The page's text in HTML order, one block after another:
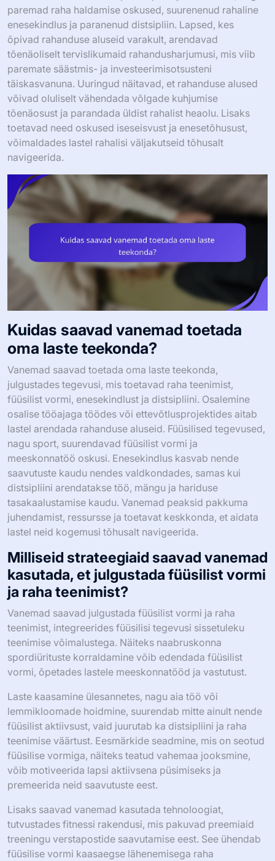
paremad raha haldamise oskused, suurenenud rahaline
enesekindlus ja paranenud distsipliin. Lapsed, kes
õpivad rahanduse aluseid varakult, arendavad
tõenäoliselt tervislikumaid rahandusharjumusi, mis viib
paremate säästmis- ja investeerimisotsusteni
täiskasvanuna. Uuringud näitavad, et rahanduse alused
võivad oluliselt vähendada võlgade kuhjumise
tõenäosust ja parandada üldist rahalist heaolu. Lisaks
toetavad need oskused iseseisvust ja enesetõhusust,
võimaldades lastel rahalisi väljakutseid tõhusalt
navigeerida.
Kuidas saavad vanemad toetada
oma laste teekonda?
Vanemad saavad toetada oma laste teekonda,
julgustades tegevusi, mis toetavad raha teenimist,
füüsilist vormi, enesekindlust ja distsipliini. Osalemine
osalise tööajaga töödes või ettevõtlusprojektides aitab
lastel arendada rahanduse aluseid. Füüsilised tegevused,
nagu sport, suurendavad füüsilist vormi ja
meeskonnatöö oskusi. Enesekindlus kasvab nende
saavutuste kaudu nendes valdkondades, samas kui
distsipliini arendatakse töö, mängu ja hariduse
tasakaalustamise kaudu. Vanemad peaksid pakkuma
juhendamist, ressursse ja toetavat keskkonda, et aidata
lastel neid kogemusi tõhusalt navigeerida.
Milliseid strateegiaid saavad vanemad
kasutada, et julgustada füüsilist vormi
ja raha teenimist?
Vanemad saavad julgustada füüsilist vormi ja raha
teenimist, integreerides füüsilisi tegevusi sissetuleku
teenimise võimalustega. Näiteks naabruskonna
spordiürituste korraldamine võib edendada füüsilist
vormi, õpetades lastele meeskonnatööd ja vastutust.
Laste kaasamine ülesannetes, nagu aia töö või
lemmikloomade hoidmine, suurendab mitte ainult nende
füüsilist aktiivsust, vaid juurutab ka distsipliini ja raha
teenimise väärtust. Eesmärkide seadmine, mis on seotud
füüsilise vormiga, näiteks teatud vahemaa jooksmine,
võib motiveerida lapsi aktiivsena püsimiseks ja
premeerida neid saavutuste eest.
Lisaks saavad vanemad kasutada tehnoloogiat,
tutvustades fitnessi rakendusi, mis pakuvad preemiaid
treeningu verstapostide saavutamise eest. See ühendab
füüsilise vormi kaasaegse lähenemisega raha